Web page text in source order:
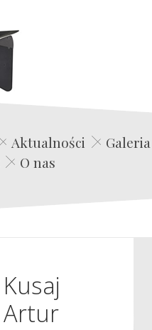
Edwin Film Agencja Aktorska
Aktualności
Galeria
O nas
Kusaj
Artur